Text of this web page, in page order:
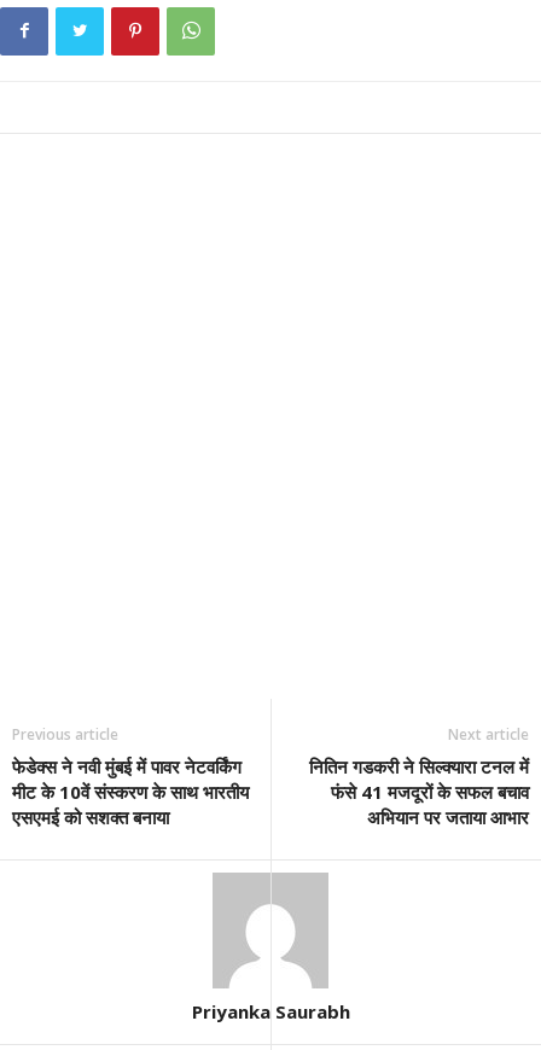
Previous article
फेडेक्स ने नवी मुंबई में पावर नेटवर्किंग
मीट के 10वें संस्करण के साथ भारतीय
एसएमई को सशक्त बनाया
Next article
नितिन गडकरी ने सिल्क्यारा टनल में
फंसे 41 मजदूरों के सफल बचाव
अभियान पर जताया आभार
Priyanka Saurabh